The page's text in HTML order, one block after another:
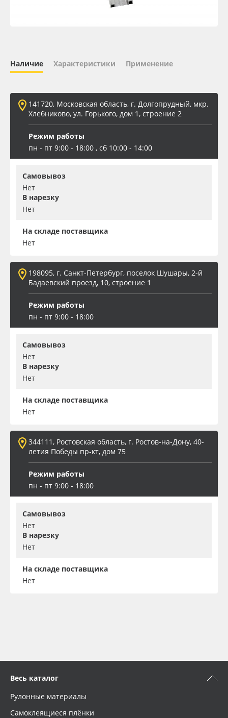
Плёнка монтажная Oratape
ПЭТ листовой
Вспененный ПВХ
Баннер
Заготовки для сувениров
Наличие Характеристики Применение
141720, Московская область, г. Долгопрудный, мкр.
Хлебниково, ул. Горького, дом 1, строение 2
Режим работы
пн - пт 9:00 - 18:00 , сб 10:00 - 14:00
Самовывоз
Нет
В нарезку
Нет
На складе поставщика
Нет
198095, г. Санкт-Петербург, поселок Шушары, 2-й
Бадаевский проезд, 10, строение 1
Режим работы
пн - пт 9:00 - 18:00
Самовывоз
Нет
В нарезку
Нет
На складе поставщика
Нет
344111, Ростовская область, г. Ростов-на-Дону, 40-
летия Победы пр-кт, дом 75
Режим работы
пн - пт 9:00 - 18:00
Самовывоз
Нет
В нарезку
Нет
На складе поставщика
Нет
Весь каталог
Рулонные материалы
Самоклеящиеся плёнки